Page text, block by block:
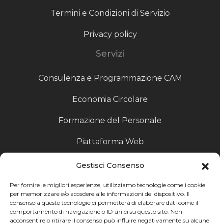
Gestisci Consenso
Per fornire le migliori esperienze, utilizziamo tecnologie come i cookie
per memorizzare e/o accedere alle informazioni del dispositivo. Il
consenso a queste tecnologie ci permetterà di elaborare dati come il
comportamento di navigazione o ID unici su questo sito. Non
acconsentire o ritirare il consenso può influire negativamente su alcune
Termini e Condizioni di Servizio
Privacy policy
Servizi
Consulenza e Programmazione CAM
Economia Circolare
Formazione del Personale
Piattaforma Web
Scouting fornitori
Produzione Particolari
Raccoglitori di Fine Linea